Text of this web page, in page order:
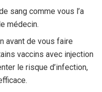
sang comme vous l’a
médecin.
avant de vous faire
vaccins avec injection
le risque d’infection,